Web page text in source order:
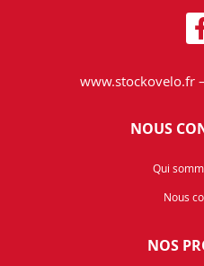
www.stockovelo.fr
NOUS
Qui
Nous
NOS